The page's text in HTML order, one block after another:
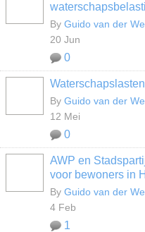
By Guido van der
20 Jun
0
By Guido van der
12 Mei
0
AWP en
voor bewoners in
By Guido van der
4 Feb
1